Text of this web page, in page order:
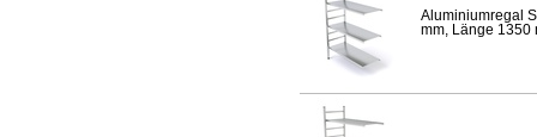
Aluminiumregal
mm, Länge 1350